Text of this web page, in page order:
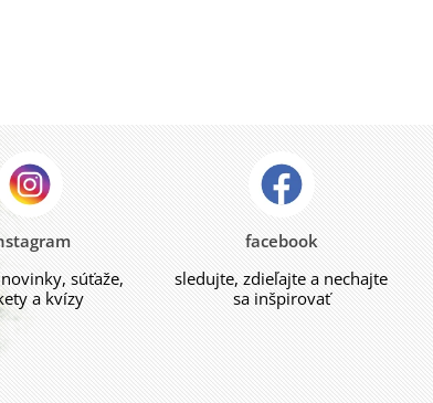
súťaže,
a kvízy
facebook
sledujte, zdieľajte a nechajte
sa inšpirovať